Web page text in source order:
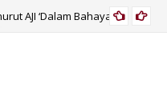
AJI ‘Dalam Bahaya’